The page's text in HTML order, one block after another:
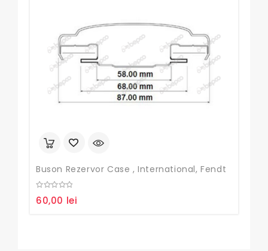
Buson Rezervor Case , International, Fendt
out
60,00 lei